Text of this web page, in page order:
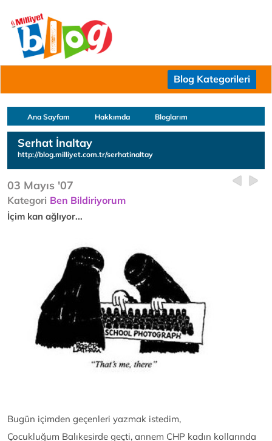
Blog Kategorileri
Ana Sayfam Hakkımda Bloglarım
Serhat İnaltay
http://blog.milliyet.com.tr/serhatinaltay
03 Mayıs '07
Kategori Ben Bildiriyorum
İçim kan ağlıyor...
Bugün içimden geçenleri yazmak istedim,
Çocukluğum Balıkesirde geçti, annem CHP kadın kollarında